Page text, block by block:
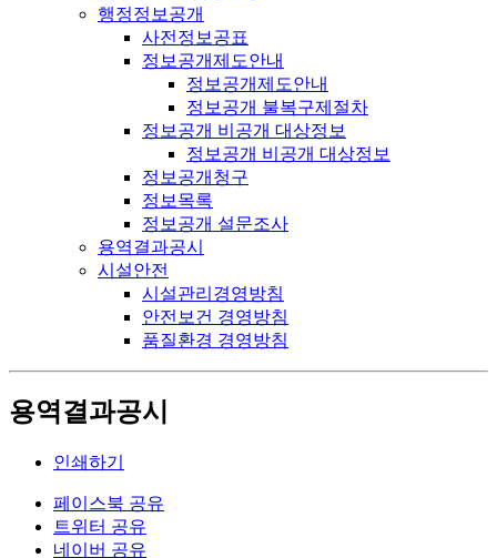
행정정보공개
사전정보공표
정보공개제도안내
정보공개제도안내
정보공개 불복구제절차
정보공개 비공개 대상정보
정보공개 비공개 대상정보
정보공개청구
정보목록
정보공개 설문조사
용역결과공시
시설안전
시설관리경영방침
안전보건 경영방침
품질환경 경영방침
용역결과공시
인쇄하기
페이스북 공유
트위터 공유
네이버 공유